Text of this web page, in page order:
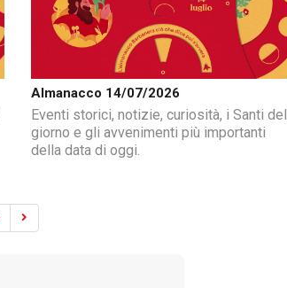
Almanacco 14/07/2026
Eventi storici, notizie, curiosità, i Santi del
giorno e gli avvenimenti più importanti
della data di oggi.